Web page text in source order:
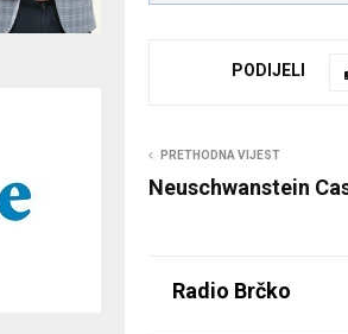
PODIJELI
PRETHODNA VIJEST
Neuschwanstein
Radio Brčko